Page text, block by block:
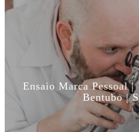
Ensaio Marca Pessoal
Bentubo |